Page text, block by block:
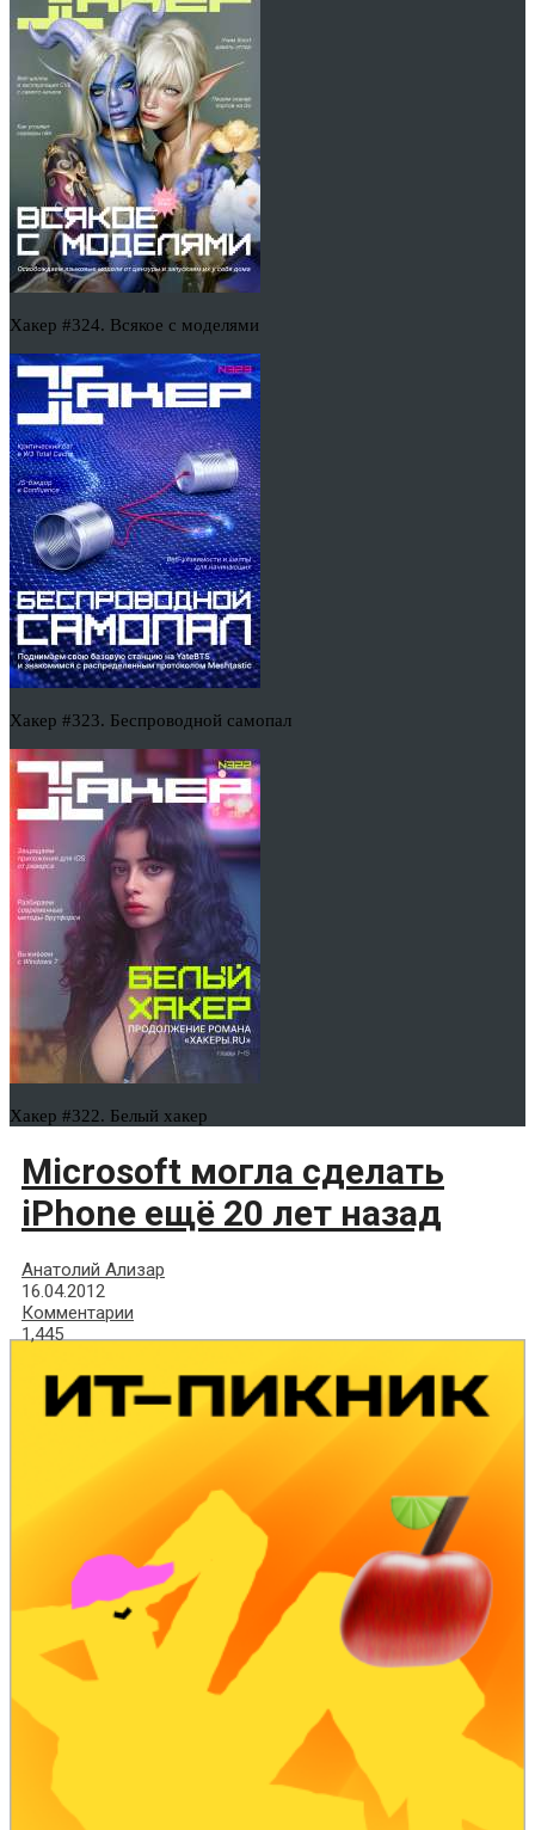
Хакер #324. Всякое с моделями
Хакер #323. Беспроводной самопал
Хакер #322. Белый хакер
Microsoft могла сделать
iPhone ещё 20 лет назад
Анатолий Ализар
16.04.2012
Комментарии
1,445